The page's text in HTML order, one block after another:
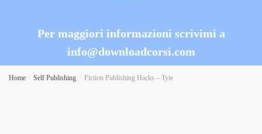
Per maggiori informazioni scrivimi a
info@downloadcorsi.com
Home Self Publishing Fiction Publishing Hacks – Tyie